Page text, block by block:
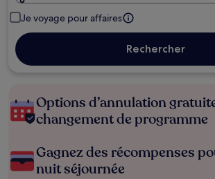
Je voyage pour affaires
Rechercher
Options d’annulation
changement de programme
Gagnez des récompenses
nuit séjournée